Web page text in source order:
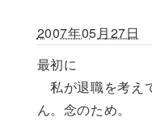
2007年05月27日
最初に
私が退職を考え
ん。念のため。